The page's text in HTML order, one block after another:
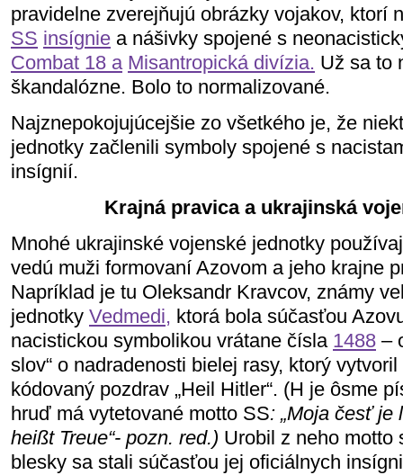
pravidelne zverejňujú obrázky vojakov, ktorí
SS insígnie a nášivky spojené s
Combat 18 a Misantropická divízia. Už sa to
škandalózne. Bolo to normalizované.
Najznepokojujúcejšie zo všetkého je, že
jednotky začlenili symboly spojené s
insígnií.
Krajná pravica a ukrajinská
Mnohé ukrajinské vojenské jednotky
vedú muži formovaní Azovom a jeho krajne
Napríklad je tu Oleksandr Kravcov, známy
jednotky Vedmedi, ktorá bola súčasťou
nacistickou symbolikou vrátane čísla 1488 –
slov“ o nadradenosti bielej rasy, ktorý
kódovaný pozdrav „Heil Hitler“. (H je ôsme
hruď má vytetované motto SS: „Moja česť je
heißt Treue“- pozn. red.) Urobil z neho motto
blesky sa stali súčasťou jej oficiálnych